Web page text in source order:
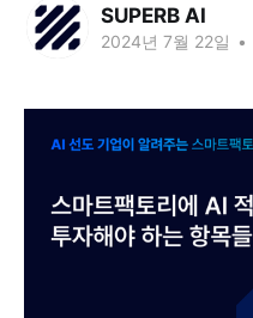
SUPERB AI
2024년 7월 22일 •